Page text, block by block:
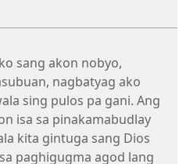
sang akon nobyo,
nagbatyag ako
sing pulos pa gani. Ang
isa sa pinakamabudlay
kita gintuga sang Dios
paghigugma agod lang